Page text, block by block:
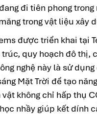
đi tiên phong
trong vật liệu xây
được triển khai tại
quy hoạch đô thị,
nghệ này là sử
Mặt Trời để tạo
không chỉ hấp thụ
nhầy giúp kết dính